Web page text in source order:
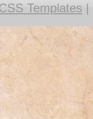
Templates |